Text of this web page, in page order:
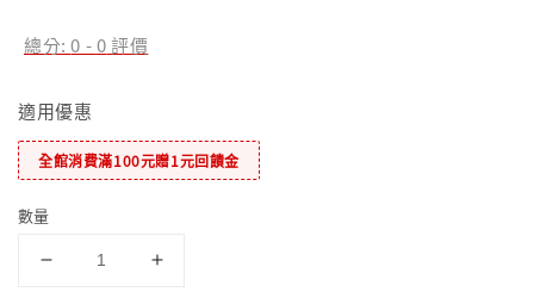
總分:0 -0評價
適用優惠
全館消費滿100元贈1元回饋金
數量